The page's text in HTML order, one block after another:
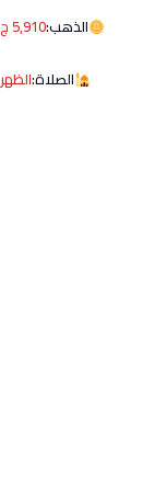
الذهب:5,910 ج.م
الصلاة:الظهر